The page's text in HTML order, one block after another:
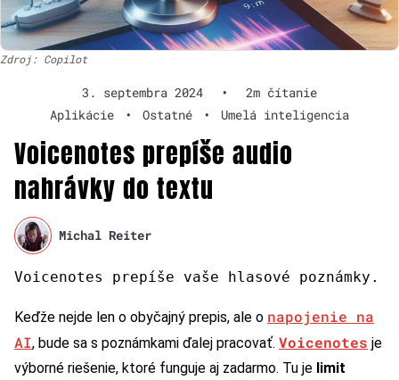
Zdroj: Copilot
3. septembra 2024 •
2m čítanie
Aplikácie
• Ostatné • Umelá inteligencia
Voicenotes prepíše audio
nahrávky do textu
Michal Reiter
Voicenotes prepíše vaše hlasové poznámky.
Keďže nejde len o obyčajný prepis, ale o napojenie na
AI, bude sa s poznámkami ďalej pracovať. Voicenotes je
výborné riešenie, ktoré funguje aj zadarmo. Tu je limit